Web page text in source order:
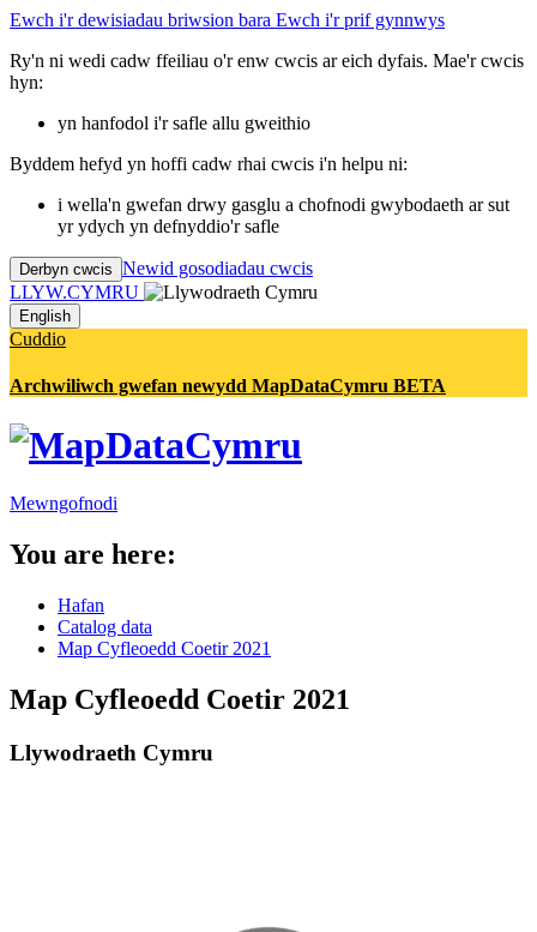
Ewch i'r dewisiadau briwsion bara Ewch i'r prif gynnwys
Ry'n ni wedi cadw ffeiliau o'r enw cwcis ar eich dyfais. Mae'r cwcis
hyn:
yn hanfodol i'r safle allu gweithio
Byddem hefyd yn hoffi cadw rhai cwcis i'n helpu ni:
i wella'n gwefan drwy gasglu a chofnodi gwybodaeth ar sut
yr ydych yn defnyddio'r safle
Derbyn cwcis Newid gosodiadau cwcis
LLYW.CYMRU
English
Cuddio
Archwiliwch gwefan newydd MapDataCymru BETA
Mewngofnodi
You are here:
Hafan
Catalog data
Map Cyfleoedd Coetir 2021
Map Cyfleoedd Coetir 2021
Llywodraeth Cymru